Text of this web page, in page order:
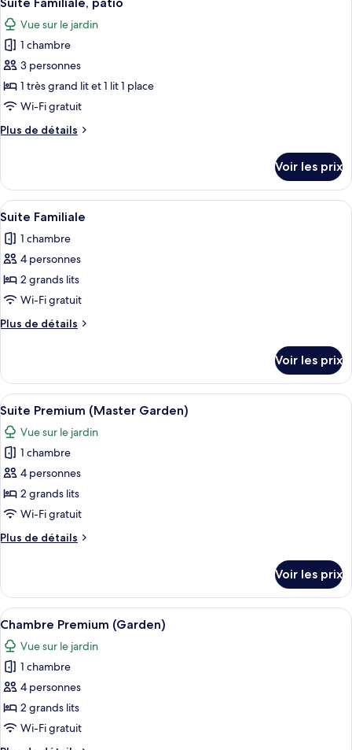
chambre
Suite
Luxe
(Garden)
toutes
les
photos
pour
ce
type
chambre :
patio
Vue sur le jardin
1 chambre
3 personnes
1 très grand lit et 1 lit 1 place
Wi-Fi gratuit
Plus de détails
Plus
le
type
de
Suite
Familiale,
Voir les prix
Afficher
toutes
les
photos
pour
ce
type
de
Suite
Familiale
Une chambre d’hôtel avec deux lits,
4
Suite Familiale
1 chambre
4 personnes
2 grands lits
Wi-Fi gratuit
Plus de détails
Plus
le
type
de
chambre
Suite
Familiale
Voir les prix
Afficher
toutes
les
photos
pour
ce
type
chambre :
(Master
Garden)
Une chambre d’hôtel avec deux
4
Suite Premium (Master Garden)
Vue sur le jardin
1 chambre
4 personnes
2 grands lits
Wi-Fi gratuit
Plus de détails
Plus
le
type
de
chambre
Suite
Premium
(Master
Garden)
Voir les prix
Afficher
toutes
les
photos
pour
ce
type
Une chambre d’hôtel avec deux lits,
4
Chambre Premium (Garden)
Vue sur le jardin
1 chambre
4 personnes
2 grands lits
Wi-Fi gratuit